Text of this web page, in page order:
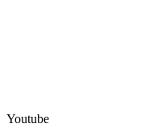
Youtube